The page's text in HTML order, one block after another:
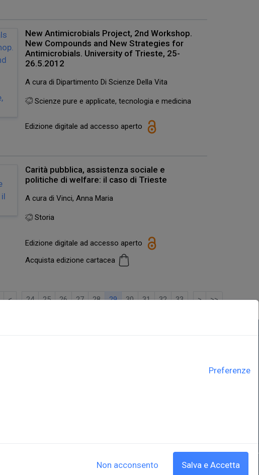
New Antimicrobials Project, 2nd Workshop.
New Compounds and New Strategies for
Antimicrobials. University of Trieste, 25-
26.5.2012
A cura di Dipartimento Di Scienze Della Vita
Scienze pure e applicate, tecnologia e medicina
Edizione digitale ad accesso aperto
Carità pubblica, assistenza sociale e
politiche di welfare: il caso di Trieste
A cura di Vinci, Anna Maria
Storia
Edizione digitale ad accesso aperto
Acquista edizione cartacea
< … 24 25 26 27 28 29 30 31 32 33 … > >>
Cookie policy | Crediti
Preferenze
Non acconsento Salva e Accetta